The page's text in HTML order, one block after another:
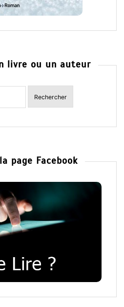
livre ou un auteur
page Facebook